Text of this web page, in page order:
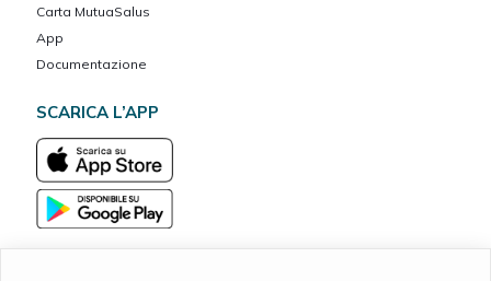
Carta MutuaSalus
App
Documentazione
SCARICA L’APP